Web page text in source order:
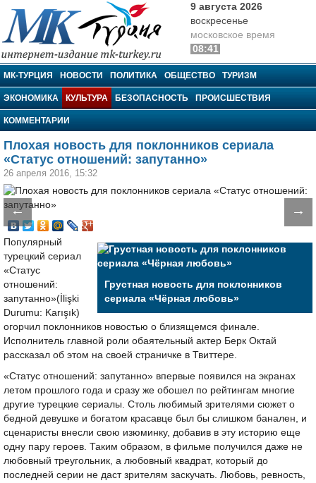
МК-Турция
9 августа 2026
воскресенье
московское время
08:41
МК-ТУРЦИЯ НОВОСТИ ПОЛИТИКА ОБЩЕСТВО ТУРИЗМ
ЭКОНОМИКА КУЛЬТУРА БЕЗОПАСНОСТЬ ПРОИСШЕСТВИЯ
КОММЕНТАРИИ
Плохая новость для поклонников сериала
«Статус отношений: запутанно»
26 апреля 2016, 15:32
← →
Грустная новость для поклонников
сериала «Чёрная любовь»
Популярный
турецкий сериал
«Статус
отношений:
запутанно»(İlişki
Durumu: Karışık)
огорчил поклонников новостью о близящемся финале.
Исполнитель главной роли обаятельный актер Берк Октай
рассказал об этом на своей страничке в Твиттере.
«Статус отношений: запутанно» впервые появился на экранах
летом прошлого года и сразу же обошел по рейтингам многие
другие турецкие сериалы. Столь любимый зрителями сюжет о
бедной девушке и богатом красавце был бы слишком банален, и
сценаристы внесли свою изюминку, добавив в эту историю еще
одну пару героев. Таким образом, в фильме получился даже не
любовный треугольник, а любовный квадрат, который до
последней серии не даст зрителям заскучать. Любовь, ревность,